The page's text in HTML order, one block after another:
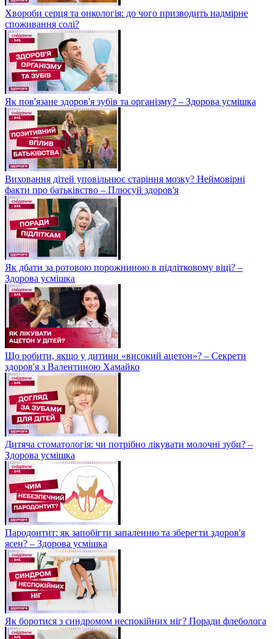
Хвороби серця та онкологія: до чого призводить надмірне
споживання солі?
Як пов'язане здоров'я зубів та організму? – Здорова усмішка
Виховання дітей уповільнює старіння мозку? Неймовірні
факти про батьківство – Плюсуй здоров'я
Як дбати за ротовою порожниною в підлітковому віці? –
Здорова усмішка
Що робити, якщо у дитини «високий ацетон»? – Секрети
здоров'я з Валентиною Хамайко
Дитяча стоматологія: чи потрібно лікувати молочні зуби? –
Здорова усмішка
Пародонтит: як запобігти запаленню та зберегти здоров'я
ясен? – Здорова усмішка
Як боротися з синдромом неспокійних ніг? Поради флеболога